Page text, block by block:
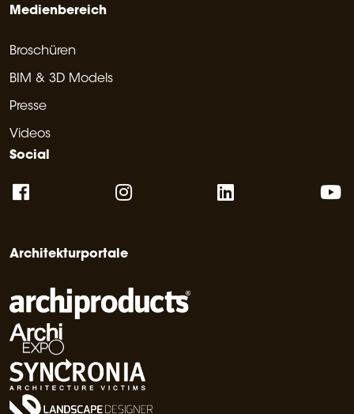
Medienbereich
Broschüren
BIM & 3D Models
Presse
Videos
Social
Architekturportale